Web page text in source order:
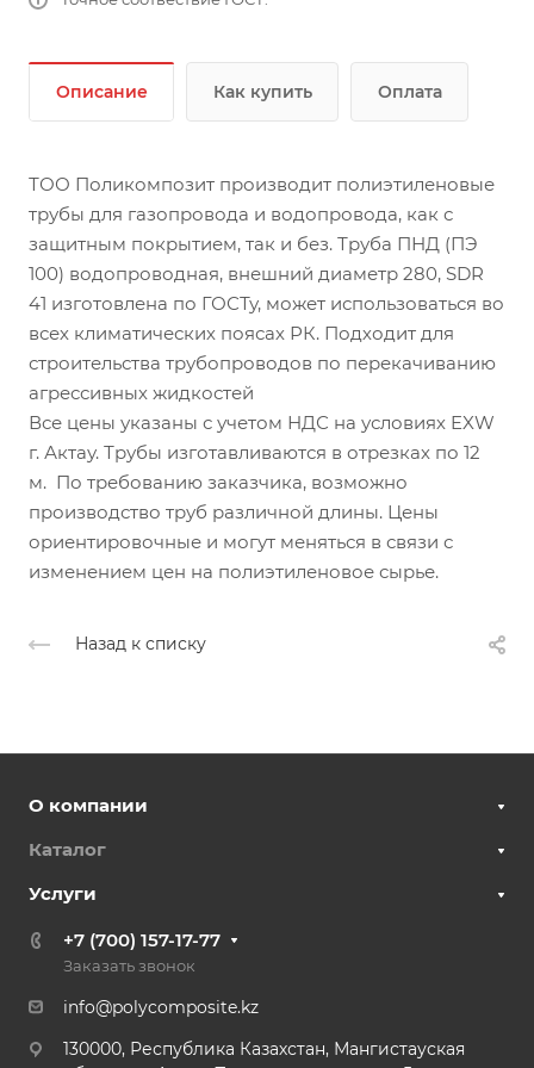
Описание Как купить Оплата
ТОО Поликомпозит производит полиэтиленовые
трубы для газопровода и водопровода, как с
защитным покрытием, так и без. Труба ПНД (ПЭ
100) водопроводная, внешний диаметр 280, SDR
41 изготовлена по ГОСТу, может использоваться во
всех климатических поясах РК. Подходит для
строительства трубопроводов по перекачиванию
агрессивных жидкостей
Все цены указаны с учетом НДС на условиях EXW
г. Актау. Трубы изготавливаются в отрезках по 12
м. По требованию заказчика, возможно
производство труб различной длины. Цены
ориентировочные и могут меняться в связи с
изменением цен на полиэтиленовое сырье.
Назад к списку
О компании
Каталог
Услуги
+7 (700) 157-17-77
Заказать звонок
info@polycomposite.kz
130000, Республика Казахстан, Мангистауская